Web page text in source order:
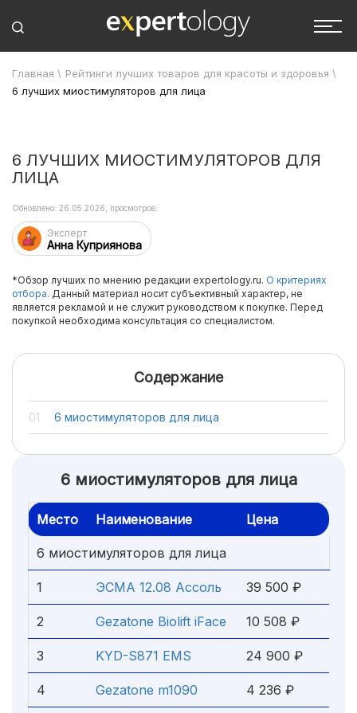
Главная \ Рейтинги лучших товаров для красоты и здоровья \
6 лучших миостимуляторов для лица
6 ЛУЧШИХ МИОСТИМУЛЯТОРОВ ДЛЯ
ЛИЦА
Эксперт
Анна Куприянова
Обновлено: 26.05.2026, просмотров:
*Обзор лучших по мнению редакции expertology.ru. О критериях
отбора. Данный материал носит субъективный характер, не
является рекламой и не служит руководством к покупке. Перед
покупкой необходима консультация со специалистом.
Содержание
6 миостимуляторов для лица
6 миостимуляторов для лица
Место Наименование Цена
6 миостимуляторов для лица
1 ЭСМА 12.08 Ассоль 39 500 ₽
2 Gezatone Biolift iFace 10 508 ₽
3 KYD-S871 EMS 24 900 ₽
4 Gezatone m1090 4 236 ₽